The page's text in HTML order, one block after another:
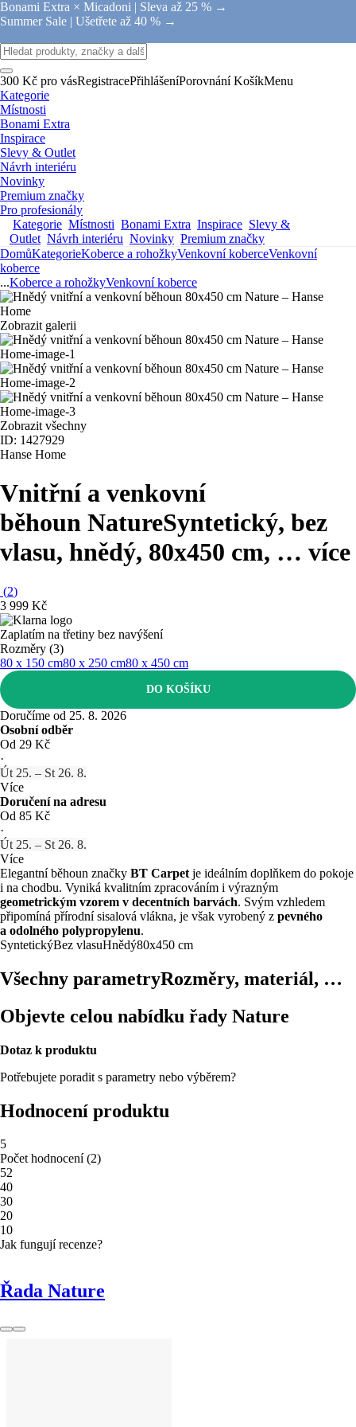
Bonami Extra × Micadoni | Sleva až 25 % →
Summer Sale | Ušetřete až 40 % →
300 Kč pro vásRegistracePřihlášeníPorovnání KošíkMenu
Kategorie
Místnosti
Bonami Extra
Inspirace
Slevy & Outlet
Návrh interiéru
Novinky
Premium značky
Pro profesionály
Kategorie Místnosti Bonami Extra Inspirace Slevy &
Outlet Návrh interiéru Novinky Premium značky
DomůKategorieKoberce a rohožkyVenkovní koberceVenkovní
koberce
...Koberce a rohožkyVenkovní koberce
Zobrazit galerii
Zobrazit všechny
ID: 1427929
Hanse Home
Vnitřní a venkovní
běhoun NatureSyntetický, bez
vlasu, hnědý, 80x450 cm, … více
(2)
3 999 Kč
Zaplatím na třetiny bez navýšení
Rozměry (3)
80 x 150 cm80 x 250 cm80 x 450 cm
DO KOŠÍKU
Doručíme od 25. 8. 2026
Osobní odběr
Od 29 Kč
·
Út 25. – St 26. 8.
Více
Doručení na adresu
Od 85 Kč
·
Út 25. – St 26. 8.
Více
Elegantní běhoun značky BT Carpet je ideálním doplňkem do pokoje
i na chodbu. Vyniká kvalitním zpracováním i výrazným
geometrickým vzorem v decentních barvách. Svým vzhledem
připomíná přírodní sisalová vlákna, je však vyrobený z pevného
a odolného polypropylenu.
SyntetickýBez vlasuHnědý80x450 cm
Všechny parametryRozměry, materiál, …
Objevte celou nabídku řady Nature
Dotaz k produktu
Potřebujete poradit s parametry nebo výběrem?
Hodnocení produktu
5
Počet hodnocení(2)
52
40
30
20
10
Jak fungují recenze?
Řada Nature